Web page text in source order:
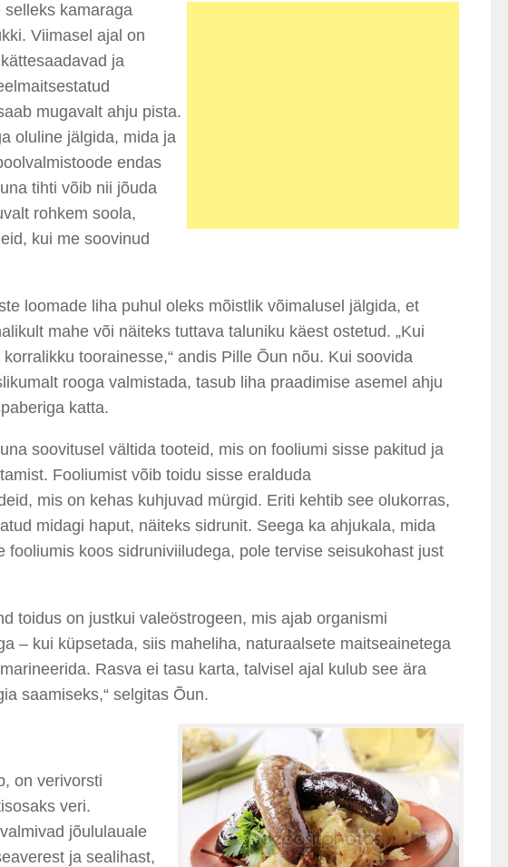
selleks kamaraga
Viimasel ajal on
ja
mugavalt ahju pista.
oluline jälgida, mida ja
endas
tihti võib nii jõuda
rohkem soola,
kui me soovinud
loomade liha puhul oleks mõistlik võimalusel jälgida, et
mahe või näiteks tuttava taluniku käest ostetud. „Kui
toorainesse,“ andis Pille Õun nõu. Kui soovida
rooga valmistada, tasub liha praadimise asemel ahju
katta.
soovitusel vältida tooteid, mis on fooliumi sisse pakitud ja
Fooliumist võib toidu sisse eralduda
mis on kehas kuhjuvad mürgid. Eriti kehtib see olukorras,
midagi haput, näiteks sidrunit. Seega ka ahjukala, mida
fooliumis koos sidruniviiludega, pole tervise seisukohast just
toidus on justkui valeöstrogeen, mis ajab organismi
– kui küpsetada, siis maheliha, naturaalsete maitseainetega
Rasva ei tasu karta, talvisel ajal kulub see ära
saamiseks,“ selgitas Õun.
on verivorsti
veri.
jõululauale
ja sealihast,